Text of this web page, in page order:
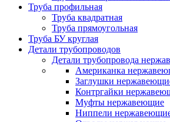
Труба профильная
Труба квадратная
Труба прямоугольная
Труба БУ круглая
Детали трубопроводов
Детали трубопровода
Американка
Заглушки
Контргайки
Муфты нержавеющие
Ниппели